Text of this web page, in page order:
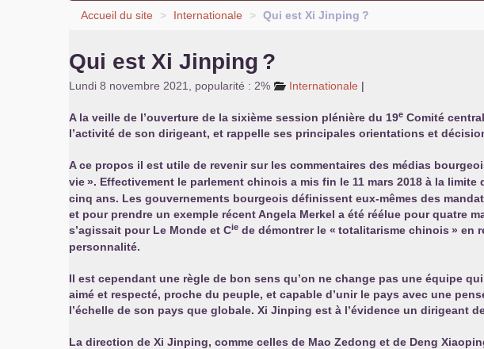
Accueil du site > Internationale > Qui est Xi Jinping ?
Qui est Xi Jinping ?
Lundi 8 novembre 2021 popularité : 2% Internationale |
A la veille de l’ouverture de la sixième session plénière du 19e Comité
l’activité de son dirigeant, et rappelle ses principales orientations et
A ce propos il est utile de revenir sur les commentaires des médias
vie». Effectivement le parlement chinois a mis fin le 11 mars 2018 à la
cinq ans. Les gouvernements bourgeois définissent eux-mêmes des
et pour prendre un exemple récent Angela Merkel a été réélue pour quatre
s’agissait pour Le Monde et Cie de démontrer le « totalitarisme chinois » en
personnalité.
Il est cependant une règle de bon sens qu’on ne change pas une équipe
aimé et respecté, proche du peuple, et capable d’unir le pays avec une
l’échelle de son pays que globale. Xi Jinping est à l’évidence un dirigeant
La direction de Xi Jinping, comme celles de Mao Zedong et de Deng